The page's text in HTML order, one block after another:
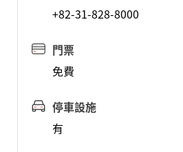
+82-31-828-8000
門票
免費
停車設施
有